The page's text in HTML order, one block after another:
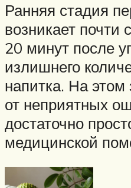
Ранняя стадия
возникает почти
20 минут после
излишнего
напитка. На этом
от неприятных
достаточно
медицинской